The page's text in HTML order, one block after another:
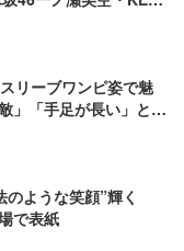
リーブワンピ姿で魅
」「手足が長い」と反
ような笑顔”輝く
で表紙